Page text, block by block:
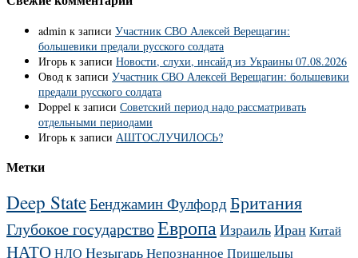
admin к записи Участник СВО Алексей Верещагин:
большевики предали русского солдата
Игорь к записи Новости, слухи, инсайд из Украины 07.08.2026
Овод к записи Участник СВО Алексей Верещагин: большевики
предали русского солдата
Doppel к записи Советский период надо рассматривать
отдельными периодами
Игорь к записи АШТОСЛУЧИЛОСЬ?
Метки
Deep StateБенджамин Фулфорд Британия
Глубокое государствоЕвропаИзраильИран Китай
НАТОНЛО НезыгарьНепознанное Пришельцы